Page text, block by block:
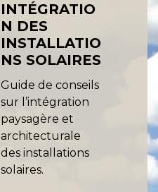
INTÉGRATIO
N DES
INSTALLATIO
NS SOLAIRES
Guide de conseils
sur l’intégration
paysagère et
architecturale
des installations
solaires.